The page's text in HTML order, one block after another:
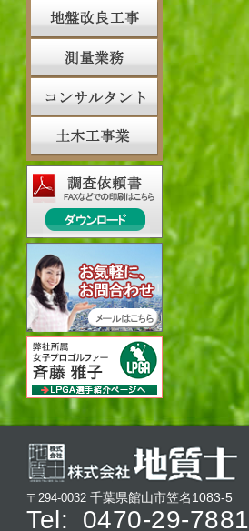
〒294-0032 千葉県館山市笠名1083-5
Tel: 0470-29-7881